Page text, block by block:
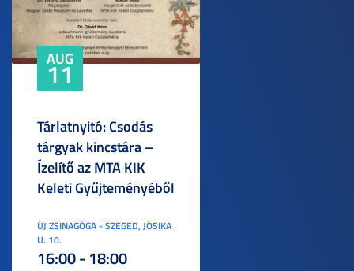
AUG
11
Tárlatnyitó: Csodás
tárgyak kincstára –
Ízelítő az MTA KIK
Keleti Gyűjteményéből
ÚJ ZSINAGÓGA - SZEGED, JÓSIKA
U. 10.
16:00 - 18:00